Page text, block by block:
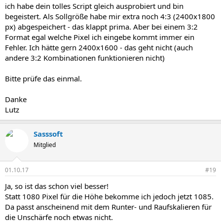
ich habe dein tolles Script gleich ausprobiert und bin
begeistert. Als Sollgröße habe mir extra noch 4:3 (2400x1800
px) abgespeichert - das klappt prima. Aber bei einem 3:2
Format egal welche Pixel ich eingebe kommt immer ein
Fehler. Ich hätte gern 2400x1600 - das geht nicht (auch
andere 3:2 Kombinationen funktionieren nicht)
Bitte prüfe das einmal.
Danke
Lutz
Sasssoft
Mitglied
01.10.17 #19
Ja, so ist das schon viel besser!
Statt 1080 Pixel für die Höhe bekomme ich jedoch jetzt 1085.
Da passt anscheinend mit dem Runter- und Raufskalieren für
die Unschärfe noch etwas nicht.